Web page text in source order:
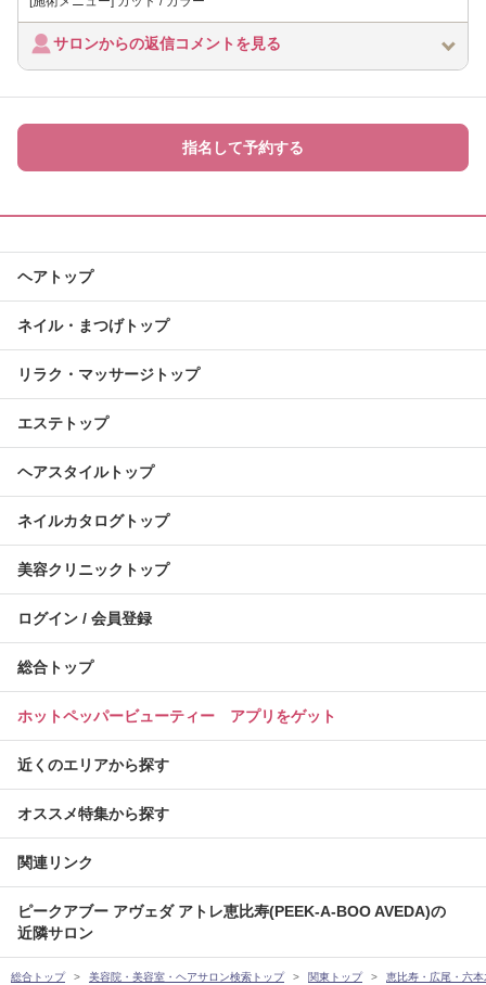
サロンからの返信コメントを見る
指名して予約する
ヘアトップ
ネイル・まつげトップ
リラク・マッサージトップ
エステトップ
ヘアスタイルトップ
ネイルカタログトップ
美容クリニックトップ
ログイン / 会員登録
総合トップ
ホットペッパービューティー アプリをゲット
近くのエリアから探す
オススメ特集から探す
関連リンク
ピークアブー アヴェダ アトレ恵比寿(PEEK-A-BOO AVEDA)の
近隣サロン
総合トップ 美容院・美容室・ヘアサロン検索トップ 関東トップ 恵比寿・広尾・六